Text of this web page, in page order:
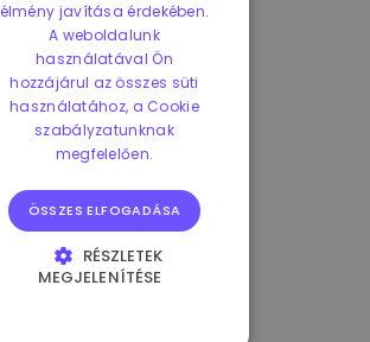
élmény javítása érdekében.
A weboldalunk
használatával Ön
hozzájárul az összes süti
használatához, a Cookie
szabályzatunknak
megfelelően.
ÖSSZES ELFOGADÁSA
RÉSZLETEK
MEGJELENÍTÉSE